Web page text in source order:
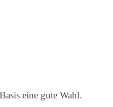
eine gute Wahl.